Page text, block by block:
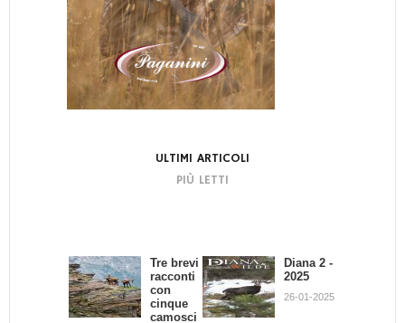
ULTIMI ARTICOLI
PIÙ LETTI
Tre brevi
racconti
con
cinque
camosci
Diana 2 -
2025
26-01-2025
Bando di
Concors
o:
Scrivend
o e
La
dignità
del
Cacciator